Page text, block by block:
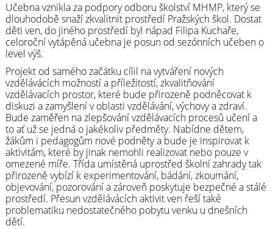
Učebna vznikla za podpory odboru školství MHMP, který se
dlouhodobě snaží zkvalitnit prostředí Pražských škol. Dostat
děti ven, do jiného prostředí byl nápad Filipa Kuchaře,
celoroční vytápěná učebna je posun od sezónních učeben o
level výš.
Projekt od samého začátku cílil na vytváření nových
vzdělávácích možností a příležitostí, zkvalitňování
vzdělávacích prostor, které bude přirozeně podněcovat k
diskuzi a zamyšlení v oblasti vzdělávání, výchovy a zdraví.
Bude zaměřen na zlepšování vzdělávacích procesů učení a
to ať už se jedná o jakékoliv předměty. Nabídne dětem,
žákům i pedagogům nové podněty a bude je inspirovat k
aktivitám, které by jinak nemohli realizovat nebo pouze v
omezené míře. Třída umístěná uprostřed školní zahrady tak
přirozeně vybízí k experimentování, bádání, zkoumání,
objevování, pozorování a zároveň poskytuje bezpečné a stálé
prostředí. Přesun vzdělávácích aktivit ven řeší také
problematiku nedostatečného pobytu venku u dnešních
dětí.